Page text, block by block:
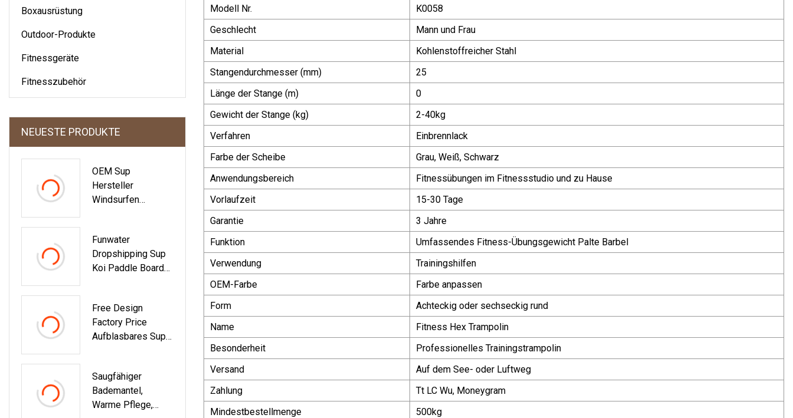
Boxausrüstung
Outdoor-Produkte
Fitnessgeräte
Fitnesszubehör
NEUESTE PRODUKTE
OEM Sup
Hersteller
Windsurfen
Segel
Funwater
Dropshipping Sup
Koi Paddle Board
Surfbrett Verkäufe
Wasser Sport Sub
Board Paddleboard
Free Design
Factory Price
Aufblasbares Sup-
Saugfähiger
Bademantel,
Warme Pflege,
Modell Nr.
K0058
Geschlecht
Mann und Frau
Material
Kohlenstoffreicher Stahl
Stangendurchmesser (mm)
25
Länge der Stange (m)
0
Gewicht der Stange (kg)
2-40kg
Verfahren
Einbrennlack
Farbe der Scheibe
Grau, Weiß, Schwarz
Anwendungsbereich
Fitnessübungen im Fitnessstudio und zu Hause
Vorlaufzeit
15-30 Tage
Garantie
3 Jahre
Funktion
Umfassendes Fitness-Übungsgewicht Palte Barbel
Verwendung
Trainingshilfen
OEM-Farbe
Farbe anpassen
Form
Achteckig oder sechseckig rund
Name
Fitness Hex Trampolin
Besonderheit
Professionelles Trainingstrampolin
Versand
Auf dem See- oder Luftweg
Zahlung
Tt LC Wu, Moneygram
Mindestbestellmenge
500kg